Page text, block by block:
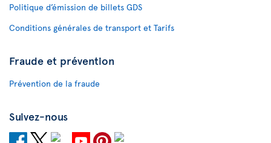
Politique d’émission de billets GDS
Conditions générales de transport et Tarifs
Fraude et prévention
Prévention de la fraude
Suivez-nous